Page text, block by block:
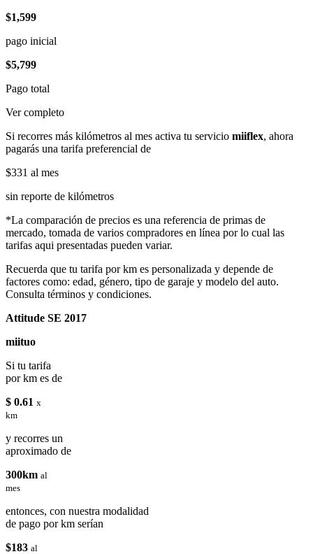
$1,599
pago inicial
$5,799
Pago total
Ver completo
Si recorres más kilómetros al mes activa tu servicio miiflex, ahora
pagarás una tarifa preferencial de
$331 al mes
sin reporte de kilómetros
*La comparación de precios es una referencia de primas de
mercado, tomada de varios compradores en línea por lo cual las
tarifas aqui presentadas pueden variar.
Recuerda que tu tarifa por km es personalizada y depende de
factores como: edad, género, tipo de garaje y modelo del auto.
Consulta términos y condiciones.
Attitude SE 2017
miituo
Si tu tarifa
por km es de
$ 0.61 x
km
y recorres un
aproximado de
300km al
mes
entonces, con nuestra modalidad
de pago por km serían
$183 al